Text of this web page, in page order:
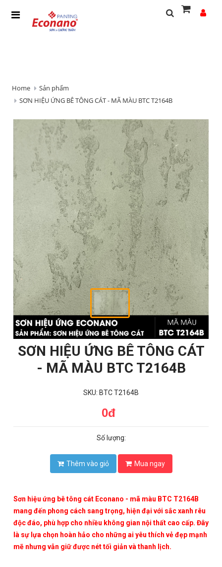
Home
Sản phẩm
SƠN HIỆU ỨNG BÊ TÔNG CÁT - MÃ MÀU BTC T2164B
SƠN HIỆU ỨNG BÊ TÔNG CÁT
- MÃ MÀU BTC T2164B
SKU: BTC T2164B
0đ
Thêm vào giỏ Mua ngay
Sơn hiệu ứng bê tông cát Econano - mã màu BTC T2164B
mang đến phong cách sang trọng, hiện đại với sắc xanh rêu
độc đáo, phù hợp cho nhiều không gian nội thất cao cấp. Đây
là sự lựa chọn hoàn hảo cho những ai yêu thích vẻ đẹp mạnh
mẽ nhưng vẫn giữ được nét tối giản và thanh lịch.